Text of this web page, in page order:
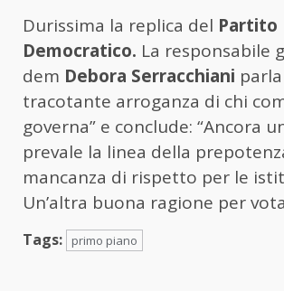
Durissima la replica del Partito
Democratico. La responsabile
dem Debora Serracchiani
tracotante arroganza di chi
governa” e conclude: “Ancora
prevale la linea della
mancanza di rispetto per le
Un’altra buona ragione per
Tags: primo piano